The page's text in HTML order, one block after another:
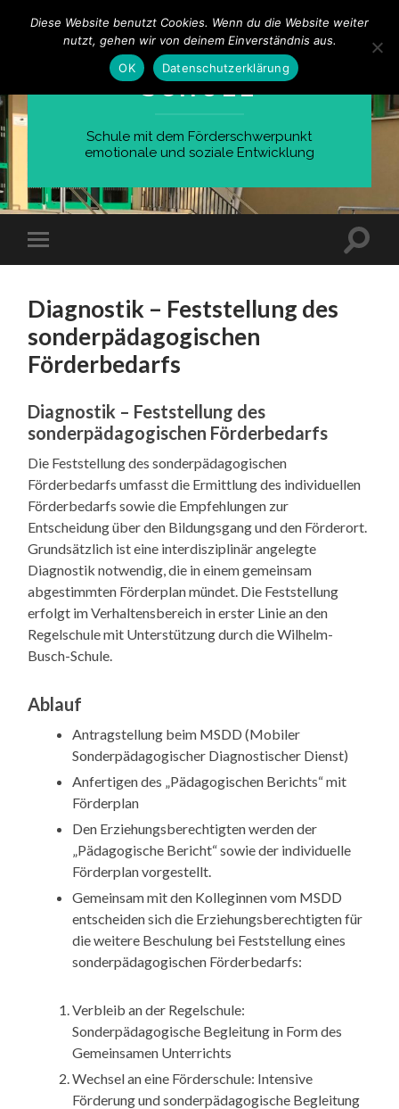
WILHELM-BUSCH-
SCHULE
Schule mit dem Förderschwerpunkt
emotionale und soziale Entwicklung
Mobile-
Menü
Diagnostik – Feststellung des
sonderpädagogischen
Förderbedarfs
Diagnostik – Feststellung des
sonderpädagogischen Förderbedarfs
Die Feststellung des sonderpädagogischen
Förderbedarfs umfasst die Ermittlung des individuellen
Förderbedarfs sowie die Empfehlungen zur
Entscheidung über den Bildungsgang und den Förderort.
Grundsätzlich ist eine interdisziplinär angelegte
Diagnostik notwendig, die in einem gemeinsam
abgestimmten Förderplan mündet. Die Feststellung
erfolgt im Verhaltensbereich in erster Linie an den
Regelschule mit Unterstützung durch die Wilhelm-
Busch-Schule.
Ablauf
Antragstellung beim MSDD (Mobiler
Sonderpädagogischer Diagnostischer Dienst)
Anfertigen des „Pädagogischen Berichts“ mit
Förderplan
Den Erziehungsberechtigten werden der
„Pädagogische Bericht“ sowie der individuelle
Förderplan vorgestellt.
Gemeinsam mit den Kolleginnen vom MSDD
entscheiden sich die Erziehungsberechtigten für
die weitere Beschulung bei Feststellung eines
sonderpädagogischen Förderbedarfs:
Verbleib an der Regelschule:
Sonderpädagogische Begleitung in Form des
Gemeinsamen Unterrichts
Wechsel an eine Förderschule: Intensive
Förderung und sonderpädagogische Begleitung
Diese Website benutzt Cookies. Wenn du die Website weiter
nutzt, gehen wir von deinem Einverständnis aus.
OK
Datenschutzerklärung